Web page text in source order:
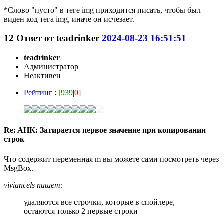
*Слово "пусто" в теге img приходится писать, чтобы был
виден код тега img, иначе он исчезает.
12 Ответ отteadrinker 2024-08-23 16:51:51
teadrinker
Администратор
Неактивен
Рейтинг : [939|0]
Re: AHK: Затирается первое значение при копировании
строк
Что содержит переменная m вы можете сами посмотреть через
MsgBox.
viviancels пишет:
удаляются все строчки, которые в спойлере,
остаются только 2 первые строки